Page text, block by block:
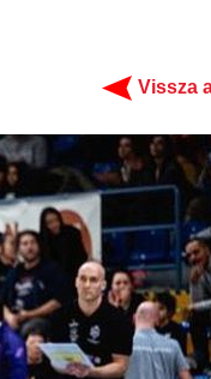
Vissza